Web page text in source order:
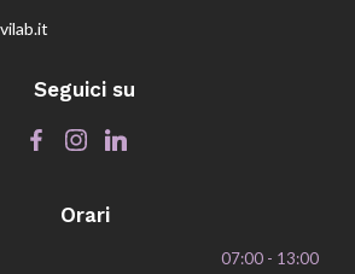
Seguici su
Orari
07:00 - 13:00